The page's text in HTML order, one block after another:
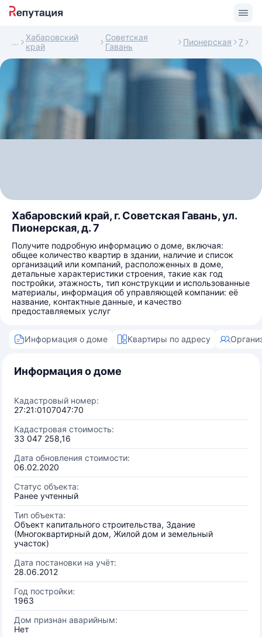
Хабаровский
край
Советская
Гавань
Пионерская 7
Хабаровский край, г. Советская Гавань, ул.
Пионерская, д. 7
Получите подробную информацию о доме, включая:
общее количество квартир в здании, наличие и список
организаций или компаний, расположенных в доме,
детальные характеристики строения, такие как год
постройки, этажность, тип конструкции и использованные
материалы, информация об управляющей компании: её
название, контактные данные, и качество
предоставляемых услуг
Информация о доме Квартиры по адресу
Информация о доме
Кадастровый номер:
27:21:0107047:70
Кадастровая стоимость:
33 047 258,16
Дата обновления стоимости:
06.02.2020
Статус объекта:
Ранее учтенный
Тип объекта:
Объект капитального строительства, Здание
(Многоквартирный дом, Жилой дом и земельный
участок)
Дата постановки на учёт:
28.06.2012
Год постройки:
1963
Дом признан аварийным:
Нет